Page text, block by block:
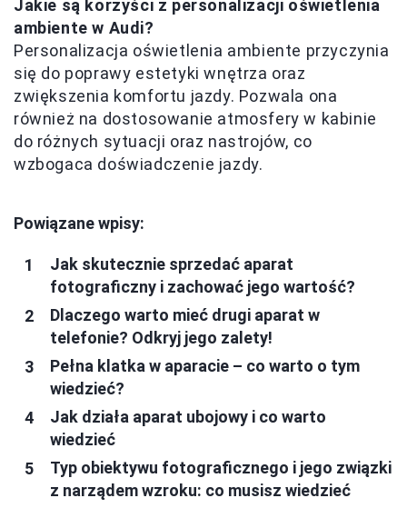
Jakie są korzyści z personalizacji oświetlenia
ambiente w Audi?
Personalizacja oświetlenia ambiente przyczynia
się do poprawy estetyki wnętrza oraz
zwiększenia komfortu jazdy. Pozwala ona
również na dostosowanie atmosfery w kabinie
do różnych sytuacji oraz nastrojów, co
wzbogaca doświadczenie jazdy.
Powiązane wpisy:
Jak skutecznie sprzedać aparat
fotograficzny i zachować jego wartość?
Dlaczego warto mieć drugi aparat w
telefonie? Odkryj jego zalety!
Pełna klatka w aparacie – co warto o tym
wiedzieć?
Jak działa aparat ubojowy i co warto
wiedzieć
Typ obiektywu fotograficznego i jego związki
z narządem wzroku: co musisz wiedzieć